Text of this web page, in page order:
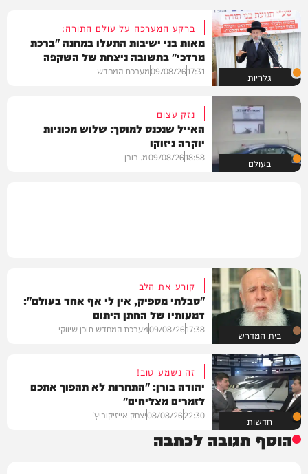
גלריות
ברקע המערכה על עולם התורה:
מאות בני ישיבות התעלו במחנה "ברכת
מרדכי" בתשובה ניצחת של השקפה
בהירה
17:31
09/08/26מערכת המחדש
בעולם
נזק עצום
האייל שנכנס למוסך: שלוש מכוניות
יוקרה ניזוקו
18:58
09/08/26מ. רובן
בית המדרש
קורע את הלב
"סבלתי מספיק, אין לי אף אחד בעולם":
דמעותיו של החתן היתום
17:38
09/08/26מערכת המחדש תוכן שיווקי
חדשות
זה נשמע טוב!
יהודה בורן: "התחרות לא תהפוך אתכם
לזמרים מצליחים"
22:30
08/08/26יצחק אייזיקוביץ'
הוסף תגובה לכתבה